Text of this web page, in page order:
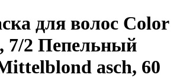
для волос Color
7/2 Пепельный
asch, 60